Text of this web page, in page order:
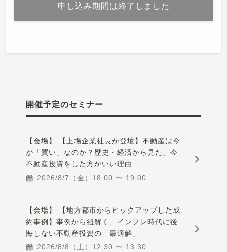
申し込み期間は終了しました
開催予定のセミナー
【会場】 【上場企業社長が登壇】不動産は今
が「買い」なのか？歴史・経済から見た、今
不動産投資をした方がいい理由
2026/8/7（金） 18:00 〜 19:00
【会場】 【地方都市からピックアップした成
約事例】事例から紐解く、インフレ時代に後
悔しない不動産投資の「最適解」
2026/8/8（土） 12:30 〜 13:30